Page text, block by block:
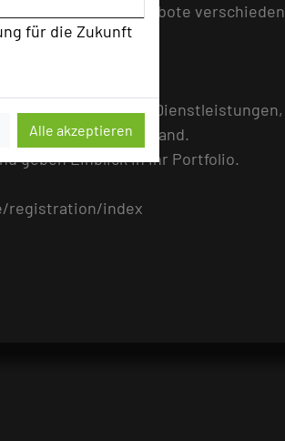
für die Zukunft
Alle akzeptieren
die Angebote
Räumlichkeiten und Dienstleistungen,
in Deutschland.
geben Einblick in ihr Portfolio.
registration/index